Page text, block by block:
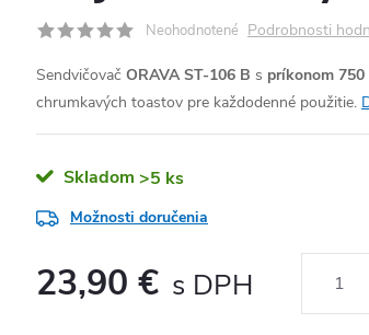
Neohodnotené Podrobnosti
Sendvičovač ORAVA ST-106 B s príkonom
chrumkavých toastov pre každodenné použitie.
Skladom >5 ks
Možnosti doručenia
23,90 €